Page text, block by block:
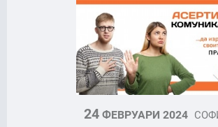
24ФЕВРУАРИ 2024